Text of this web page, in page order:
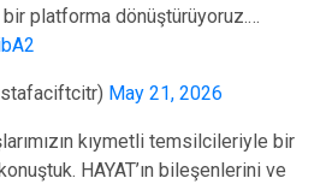
bir platforma dönüştürüyoruz.…
May 21, 2026
kıymetli temsilcileriyle bir
HAYAT’ın bileşenlerini ve